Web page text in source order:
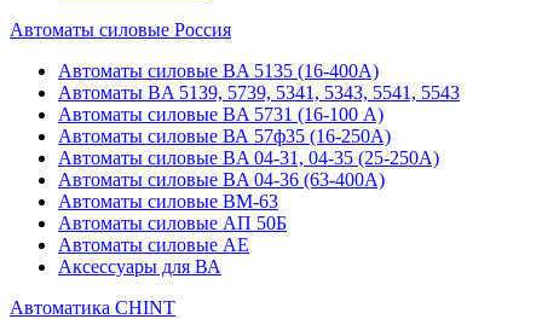
Автоматы силовые Россия
Автоматы силовые BA 5135 (16-400А)
Автоматы BA 5139, 5739, 5341, 5343, 5541, 5543
Автоматы силовые BA 5731 (16-100 А)
Автоматы силовые ВА 57ф35 (16-250А)
Автоматы силовые BA 04-31, 04-35 (25-250А)
Автоматы силовые BA 04-36 (63-400А)
Автоматы силовые ВМ-63
Автоматы силовые АП 50Б
Автоматы силовые АЕ
Аксессуары для ВА
Автоматика CHINT